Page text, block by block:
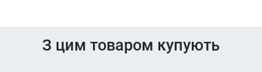
З цим товаром купують